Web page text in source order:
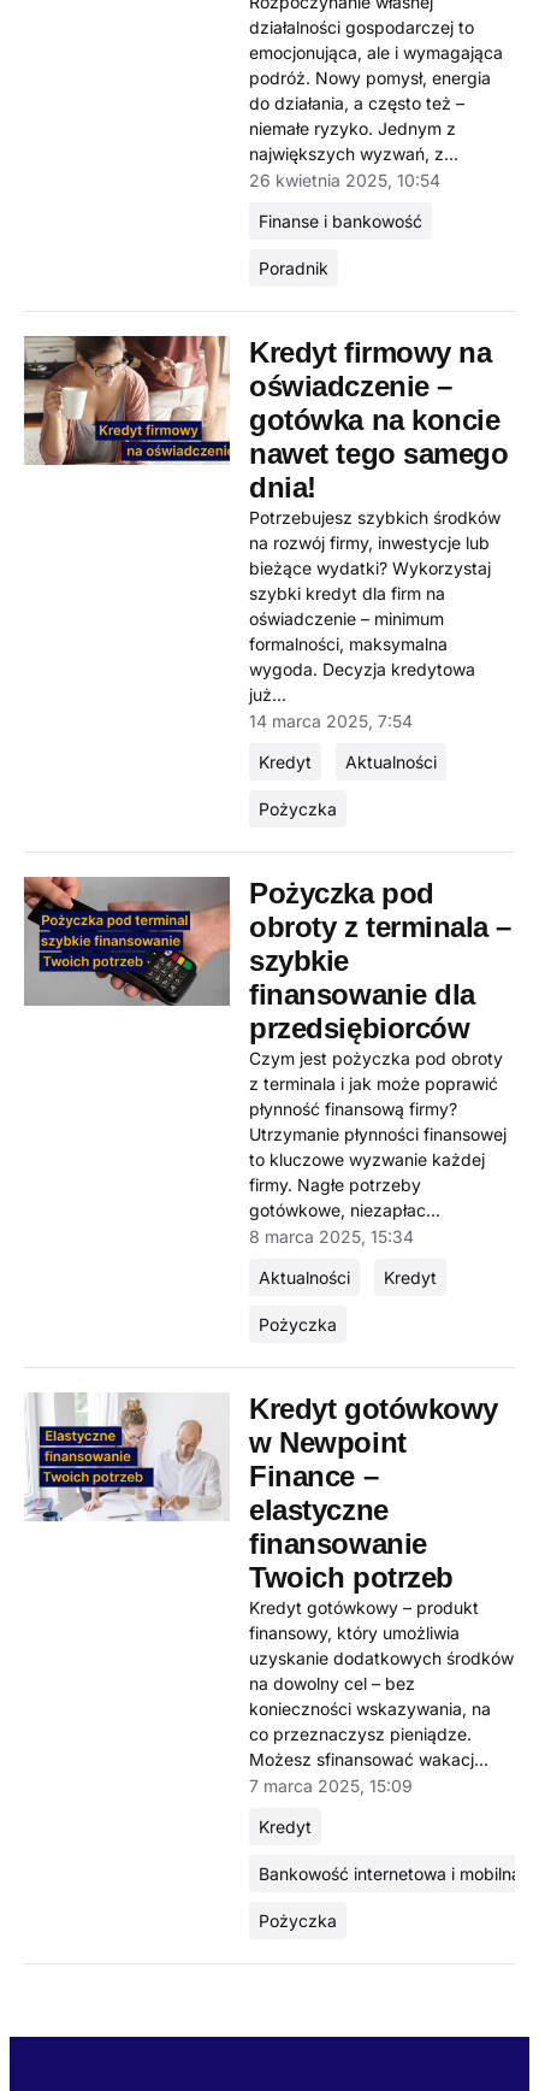
działalności gospodarczej to
emocjonująca, ale i wymagająca
podróż. Nowy pomysł, energia
do działania, a często też –
niemałe ryzyko. Jednym z
największych wyzwań, z...
26 kwietnia 2025, 10:54
Finanse i bankowość
Poradnik
Kredyt firmowy na
oświadczenie –
gotówka na koncie
nawet tego samego
dnia!
Potrzebujesz szybkich środków
na rozwój firmy, inwestycje lub
bieżące wydatki? Wykorzystaj
szybki kredyt dla firm na
oświadczenie – minimum
formalności, maksymalna
wygoda. Decyzja kredytowa
już...
14 marca 2025, 7:54
Kredyt
Aktualności
Pożyczka
Pożyczka pod
obroty z terminala –
szybkie
finansowanie dla
przedsiębiorców
Czym jest pożyczka pod obroty
z terminala i jak może poprawić
płynność finansową firmy?
Utrzymanie płynności finansowej
to kluczowe wyzwanie każdej
firmy. Nagłe potrzeby
gotówkowe, niezapłac...
8 marca 2025, 15:34
Aktualności
Kredyt
Pożyczka
Kredyt gotówkowy
w Newpoint
Finance –
elastyczne
finansowanie
Twoich potrzeb
Kredyt gotówkowy – produkt
finansowy, który umożliwia
uzyskanie dodatkowych środków
na dowolny cel – bez
konieczności wskazywania, na
co przeznaczysz pieniądze.
Możesz sfinansować wakacj...
7 marca 2025, 15:09
Kredyt
Bankowość internetowa i mobilna
Pożyczka